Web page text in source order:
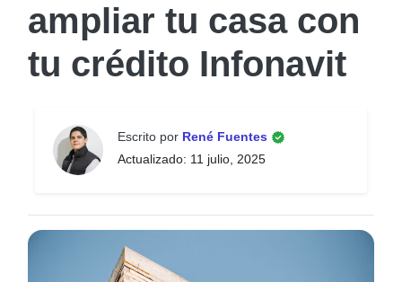
ampliar tu casa con
tu crédito Infonavit
Escrito por René Fuentes
Actualizado: 11 julio, 2025